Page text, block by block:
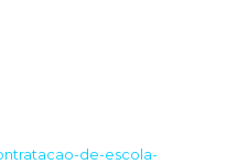
de-escola-